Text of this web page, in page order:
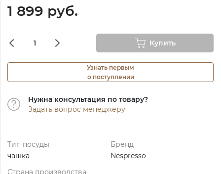
1 899 руб.
Купить
Узнать первым
о поступлении
Нужна консультация по товару?
Задать вопрос менеджеру
Тип посуды
чашка
Бренд
Nespresso
Страна производства